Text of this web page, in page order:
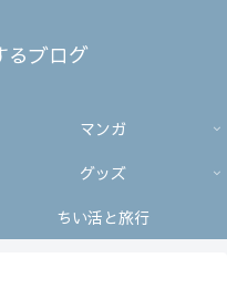
るブログ
マンガ
グッズ
ちい活と旅行